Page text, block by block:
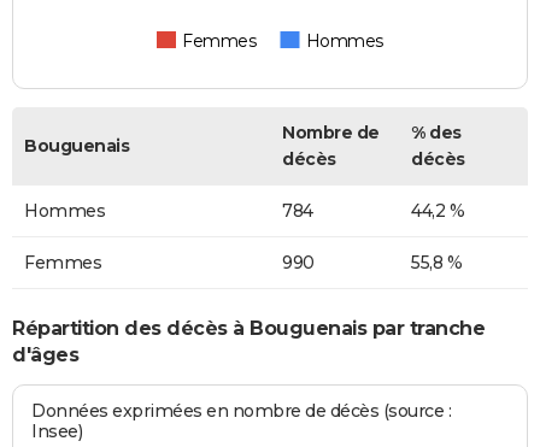
Femmes Hommes
Bouguenais
Nombre de
décès
% des
décès
Hommes 784 44,2 %
Femmes 990 55,8 %
Répartition des décès à Bouguenais par tranche
d'âges
Données exprimées en nombre de décès (source :
Insee)